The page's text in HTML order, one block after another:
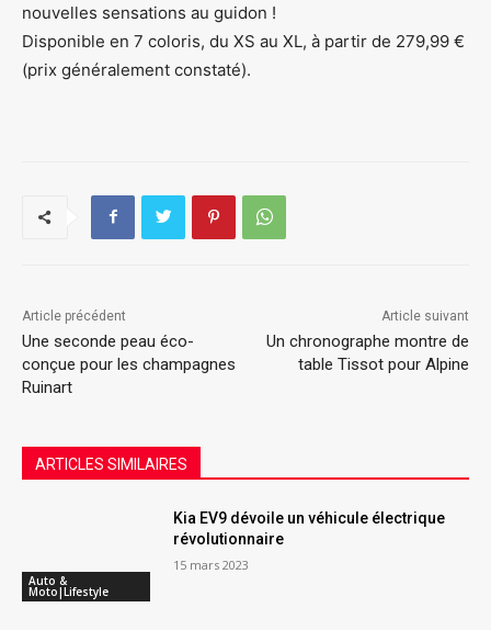
nouvelles sensations au guidon !
Disponible en 7 coloris, du XS au XL, à partir de 279,99 €
(prix généralement constaté).
Article précédent
Une seconde peau éco-
conçue pour les champagnes
Ruinart
Article suivant
Un chronographe montre de
table Tissot pour Alpine
ARTICLES SIMILAIRES
Auto &
Moto|Lifestyle
Kia EV9 dévoile un véhicule électrique
révolutionnaire
15 mars 2023